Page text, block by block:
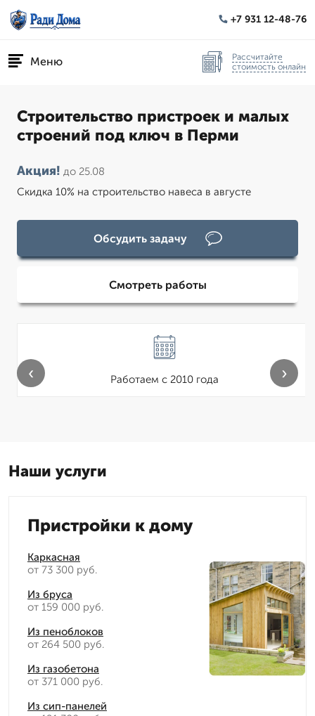
+7 931 12-48-76
Меню
Рассчитайте
стоимость онлайн
Строительство пристроек и малых
строений под ключ в Перми
Акция! до 25.08
Скидка 10% на строительство навеса в августе
Обсудить задачу
Смотреть работы
Работаем с 2010 года
‹ ›
Наши услуги
Пристройки к дому
Каркасная
от 73 300 руб.
Из бруса
от 159 000 руб.
Из пеноблоков
от 264 500 руб.
Из газобетона
от 371 000 руб.
Из сип-панелей